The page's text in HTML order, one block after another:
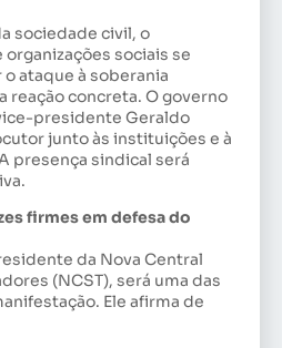
sociedade civil, o
sociais se
ataque à soberania
reação concreta. O governo
presidente Geraldo
junto às instituições e à
presença sindical será
firmes em defesa do
da Nova Central
(NCST), será uma das
Ele afirma de